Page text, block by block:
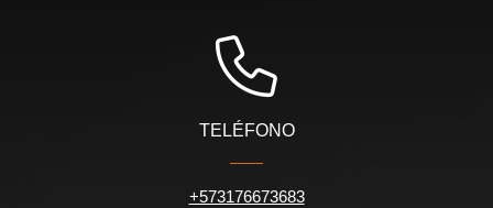
TELÉFONO
+573176673683